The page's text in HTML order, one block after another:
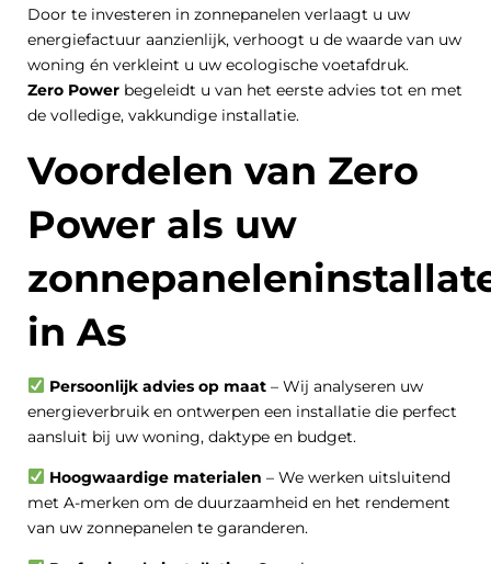
Door te investeren in zonnepanelen verlaagt u uw
energiefactuur aanzienlijk, verhoogt u de waarde van uw
woning én verkleint u uw ecologische voetafdruk.
Zero Power begeleidt u van het eerste advies tot en met
de volledige, vakkundige installatie.
Voordelen van Zero
Power als uw
in As
Persoonlijk advies op maat– Wij analyseren uw
energieverbruik en ontwerpen een installatie die perfect
aansluit bij uw woning, daktype en budget.
Hoogwaardige materialen – We werken uitsluitend
met A-merken om de duurzaamheid en het rendement
van uw zonnepanelen te garanderen.